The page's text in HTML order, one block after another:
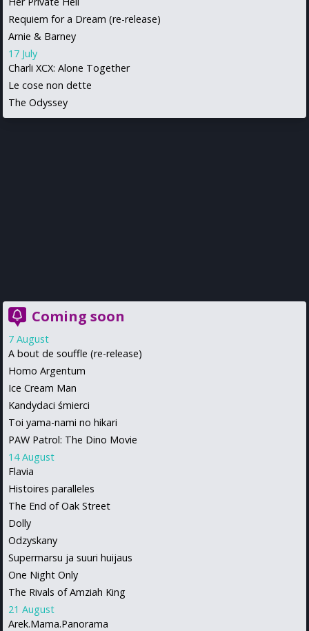
Requiem for a Dream (re-release)
Arnie & Barney
17 July
Charli XCX: Alone Together
Le cose non dette
The Odyssey
Coming soon
7 August
A bout de souffle (re-release)
Homo Argentum
Ice Cream Man
Kandydaci śmierci
Toi yama-nami no hikari
PAW Patrol: The Dino Movie
14 August
Flavia
Histoires paralleles
The End of Oak Street
Dolly
Odzyskany
Supermarsu ja suuri huijaus
One Night Only
The Rivals of Amziah King
21 August
Arek.Mama.Panorama